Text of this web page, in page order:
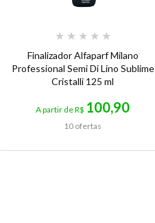
★ ★ ★ ★ ★
Finalizador Alfaparf Milano
Professional Semi Di Lino Sublime
Cristalli 125 ml
A partir de R$ 100,90
10 ofertas